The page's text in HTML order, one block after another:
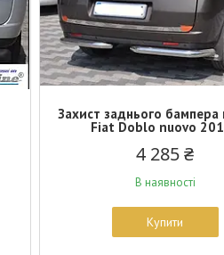
Захист заднього бампера
Fiat Doblo nuovo
4 285 ₴
В наявності
Купити